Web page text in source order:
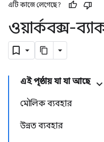
এটি কাজে লেগেছে?
ওয়ার্কবক্স-
এই পৃষ্ঠায় যা যা আছে
মৌলিক ব্যবহার
উন্নত ব্যবহার